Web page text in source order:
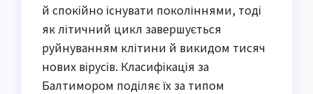
й спокійно існувати поколіннями, тоді
як літичний цикл завершується
руйнуванням клітини й викидом тисяч
нових вірусів. Класифікація за
Балтимором поділяє їх за типом